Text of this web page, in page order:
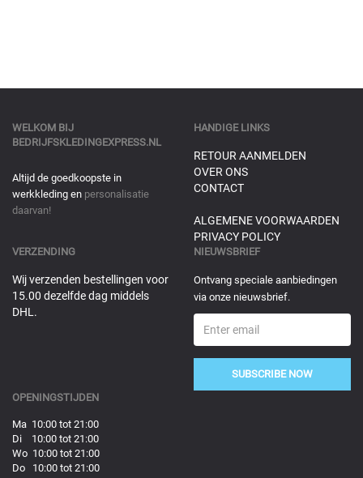
WELKOM BIJ
BEDRIJFSKLEDINGEXPRESS.NL
Altijd de goedkoopste in
werkkleding en personalisatie
daarvan!
HANDIGE LINKS
RETOUR AANMELDEN
OVER ONS
CONTACT
ALGEMENE VOORWAARDEN
PRIVACY POLICY
VERZENDING
Wij verzenden bestellingen voor
15.00 dezelfde dag middels
DHL.
NIEUWSBRIEF
Ontvang speciale aanbiedingen
via onze nieuwsbrief.
SUBSCRIBE NOW
OPENINGSTIJDEN
Ma 10:00 tot 21:00
Di 10:00 tot 21:00
Wo 10:00 tot 21:00
Do 10:00 tot 21:00